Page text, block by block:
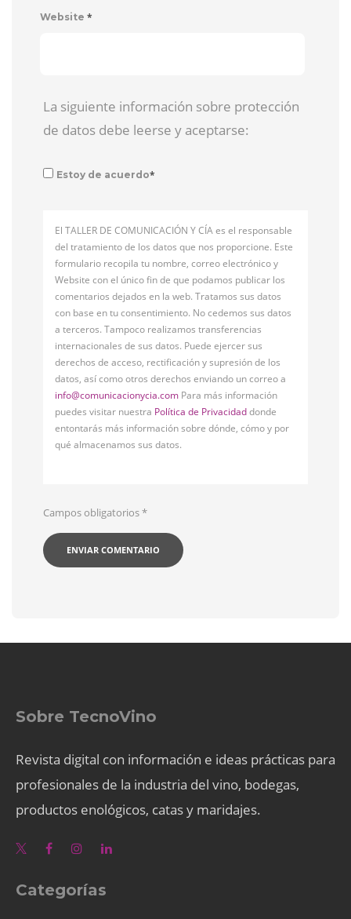
Website *
La siguiente información sobre protección
de datos debe leerse y aceptarse:
Estoy de acuerdo*
El TALLER DE COMUNICACIÓN Y CÍA es el responsable
del tratamiento de los datos que nos proporcione. Este
formulario recopila tu nombre, correo electrónico y
Website con el único fin de que podamos publicar los
comentarios dejados en la web. Tratamos sus datos
con base en tu consentimiento. No cedemos sus datos
a terceros. Tampoco realizamos transferencias
internacionales de sus datos. Puede ejercer sus
derechos de acceso, rectificación y supresión de los
datos, así como otros derechos enviando un correo a
info@comunicacionycia.com Para más información
puedes visitar nuestra Política de Privacidaddonde
entontarás más información sobre dónde, cómo y por
qué almacenamos sus datos.
Campos obligatorios*
Sobre TecnoVino
Revista digital con información e ideas prácticas para
profesionales de la industria del vino, bodegas,
productos enológicos, catas y maridajes.
Categorías